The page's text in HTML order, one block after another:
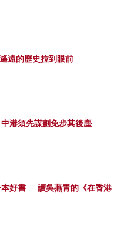
遠的歷史拉到眼前
中港須先謀劃免步其後塵
好書──讀吳燕青的《在香港